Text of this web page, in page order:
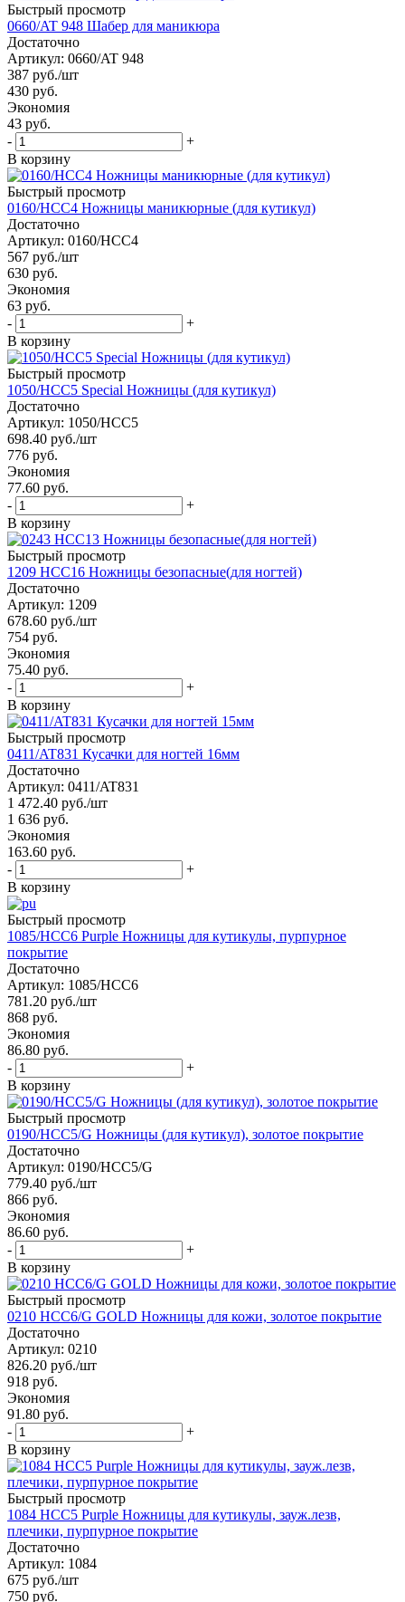
Быстрый просмотр
0660/AT 948 Шабер для маникюра
Достаточно
Артикул: 0660/AT 948
387 руб./шт
430 руб.
Экономия
43 руб.
-
+
В корзину
Быстрый просмотр
0160/HCC4 Ножницы маникюрные (для кутикул)
Достаточно
Артикул: 0160/HCC4
567 руб./шт
630 руб.
Экономия
63 руб.
-
+
В корзину
Быстрый просмотр
1050/HCC5 Special Ножницы (для кутикул)
Достаточно
Артикул: 1050/HCC5
698.40 руб./шт
776 руб.
Экономия
77.60 руб.
-
+
В корзину
Быстрый просмотр
1209 HCC16 Ножницы безопасные(для ногтей)
Достаточно
Артикул: 1209
678.60 руб./шт
754 руб.
Экономия
75.40 руб.
-
+
В корзину
Быстрый просмотр
0411/AT831 Кусачки для ногтей 16мм
Достаточно
Артикул: 0411/AT831
1 472.40 руб./шт
1 636 руб.
Экономия
163.60 руб.
-
+
В корзину
Быстрый просмотр
1085/HCC6 Purple Ножницы для кутикулы, пурпурное
покрытие
Достаточно
Артикул: 1085/HCC6
781.20 руб./шт
868 руб.
Экономия
86.80 руб.
-
+
В корзину
Быстрый просмотр
0190/HCC5/G Ножницы (для кутикул), золотое покрытие
Достаточно
Артикул: 0190/HCC5/G
779.40 руб./шт
866 руб.
Экономия
86.60 руб.
-
+
В корзину
Быстрый просмотр
0210 HCC6/G GOLD Ножницы для кожи, золотое покрытие
Достаточно
Артикул: 0210
826.20 руб./шт
918 руб.
Экономия
91.80 руб.
-
+
В корзину
Быстрый просмотр
1084 HCC5 Purple Ножницы для кутикулы, зауж.лезв,
плечики, пурпурное покрытие
Достаточно
Артикул: 1084
675 руб./шт
750 руб.